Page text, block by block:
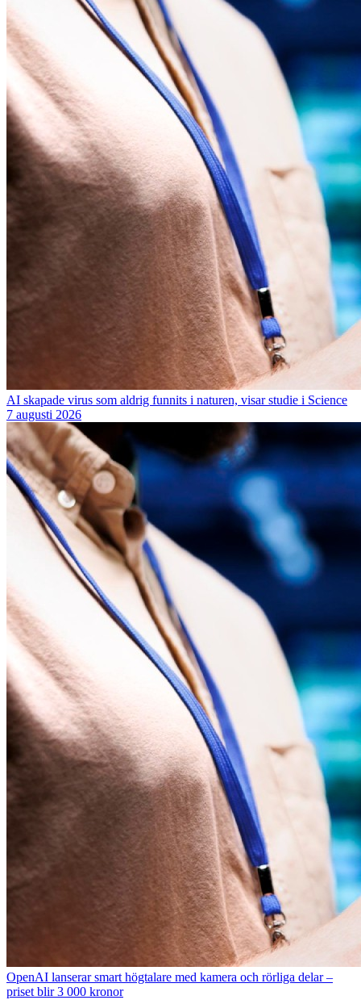
AI skapade virus som aldrig funnits i naturen, visar studie i Science
7 augusti 2026
OpenAI lanserar smart högtalare med kamera och rörliga delar –
priset blir 3 000 kronor